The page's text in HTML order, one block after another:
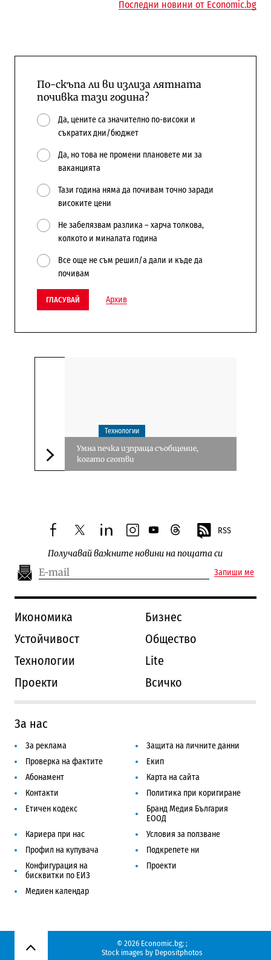
Последни новини от Economic.bg
По-скъпа ли ви излиза лятната
почивка тази година?
Да, цените са значително по-високи и
съкратих дни/бюджет
Да, но това не промени плановете ми за
ваканцията
Тази година няма да почивам точно заради
високите цени
Не забелязвам разлика – харча толкова,
колкото и миналата година
Все още не съм решил/а дали и къде да
почивам
ГЛАСУВАЙ Архив
Следваща новина
Технологии
Умна печка изпраща съобщение,
когато сготви
facebooktwitterlinkedininstagram
youtubethreads RSS
Получавай важните новини на пощата си
Запиши ме
Икономика
Бизнес
Устойчивост
Общество
Технологии
Lite
Проекти
Всичко
За нас
За реклама
Защита на личните данни
Проверка на фактите
Екип
Абонамент
Карта на сайта
Контакти
Политика при коригиране
Етичен кодекс
Бранд Медия България
ЕООД
Кариера при нас
Условия за ползване
Профил на купувача
Подкрепете ни
Конфигурация на
бисквитки по ЕИЗ
Проекти
Медиен календар
Нагоре
© 2026 Economic.bg; ;
Stock images by Depositphotos